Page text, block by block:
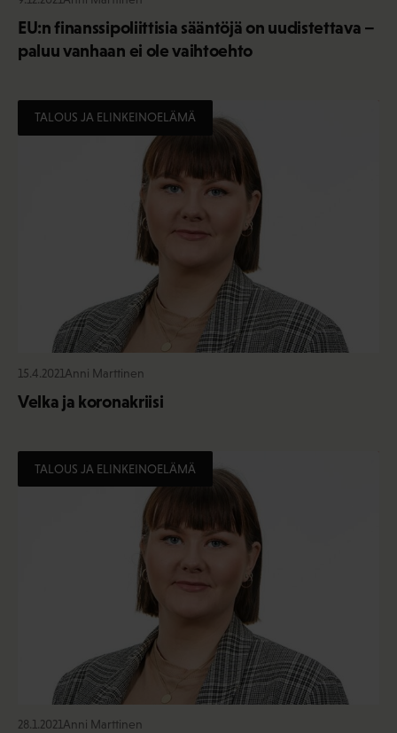
EU:n finanssipoliittisia sääntöjä on uudistettava –
paluu vanhaan ei ole vaihtoehto
TALOUS JA ELINKEINOELÄMÄ
15.4.2021Anni Marttinen
Velka ja koronakriisi
TALOUS JA ELINKEINOELÄMÄ
28.1.2021Anni Marttinen